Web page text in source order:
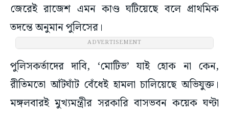
জেরেই রাজেশ এমন কাণ্ড ঘটিয়েছে বলে প্রাথমিক
তদন্তে অনুমান পুলিসের।
ADVERTISEMENT
পুলিসকর্তাদের দাবি, ‘মোটিভ’ যাই হোক না কেন,
রীতিমতো আঁটঘাঁট বেঁধেই হামলা চালিয়েছে অভিযুক্ত।
মঙ্গলবারই মুখ্যমন্ত্রীর সরকারি বাসভবন কয়েক ঘণ্টা